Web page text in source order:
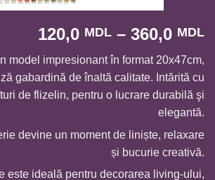
120,0 MDL – 360,0 MDL
model impresionant în format 20x47cm,
gabardină de înaltă calitate. Intărită cu
de flizelin, pentru o lucrare durabilă şi
elegantă.
devine un moment de liniște, relaxare
și bucurie creativă.
este ideală pentru decorarea living-ului,